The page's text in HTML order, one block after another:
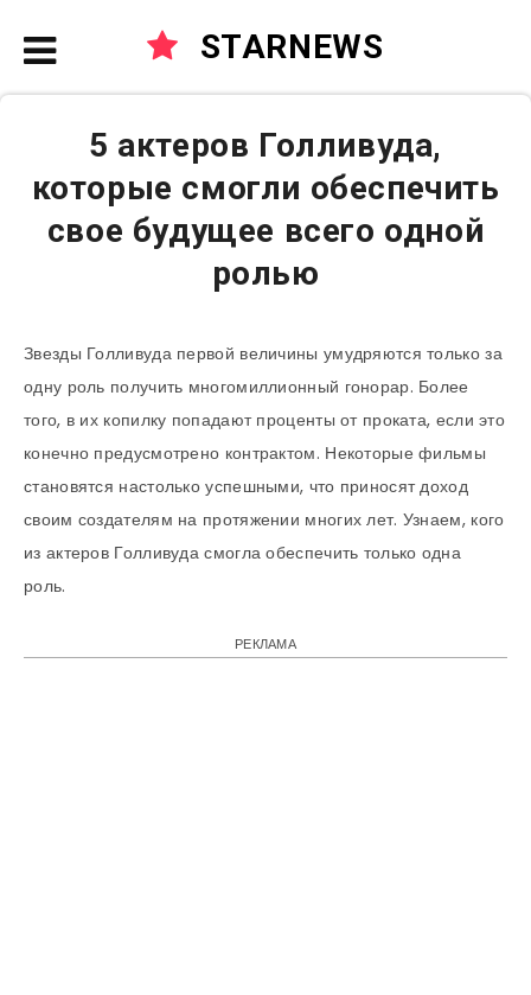
STARNEWS
5 актеров Голливуда,
которые смогли обеспечить
свое будущее всего одной
ролью
Звезды Голливуда первой величины умудряются только за
одну роль получить многомиллионный гонорар. Более
того, в их копилку попадают проценты от проката, если это
конечно предусмотрено контрактом. Некоторые фильмы
становятся настолько успешными, что приносят доход
своим создателям на протяжении многих лет. Узнаем, кого
из актеров Голливуда смогла обеспечить только одна
роль.
РЕКЛАМА